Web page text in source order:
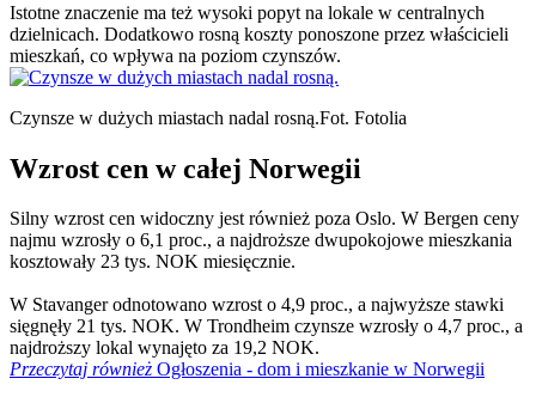
Istotne znaczenie ma też wysoki popyt na lokale w centralnych
dzielnicach. Dodatkowo rosną koszty ponoszone przez właścicieli
mieszkań, co wpływa na poziom czynszów.
Czynsze w dużych miastach nadal rosną.Fot. Fotolia
Wzrost cen w całej Norwegii
Silny wzrost cen widoczny jest również poza Oslo. W Bergen ceny
najmu wzrosły o 6,1 proc., a najdroższe dwupokojowe mieszkania
kosztowały 23 tys. NOK miesięcznie.
W Stavanger odnotowano wzrost o 4,9 proc., a najwyższe stawki
sięgnęły 21 tys. NOK. W Trondheim czynsze wzrosły o 4,7 proc., a
najdroższy lokal wynajęto za 19,2 NOK.
Przeczytaj również Ogłoszenia - dom i mieszkanie w Norwegii